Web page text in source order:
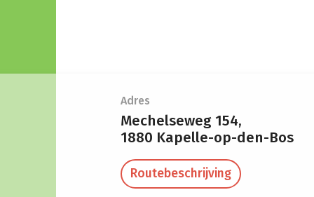
Adres
Mechelseweg 154,
1880 Kapelle-op-den-Bos
Routebeschrijving